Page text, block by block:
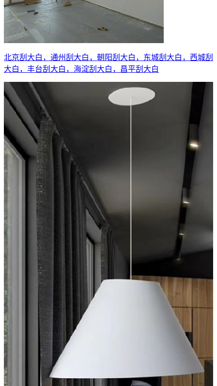
北京刮大白，通州刮大白，朝阳刮大白，东城刮大白，西城刮
大白，丰台刮大白，海淀刮大白，昌平刮大白